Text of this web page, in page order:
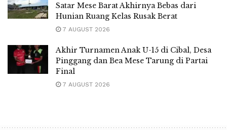
Satar Mese Barat Akhirnya Bebas dari
Hunian Ruang Kelas Rusak Berat
7 AUGUST 2026
Akhir Turnamen Anak U-15 di Cibal, Desa
Pinggang dan Bea Mese Tarung di Partai
Final
7 AUGUST 2026